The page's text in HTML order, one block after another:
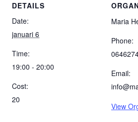
DETAILS
Date:
januari 6
Time:
19:00 - 20:00
Cost:
20
Maria
Phone:
Email:
View